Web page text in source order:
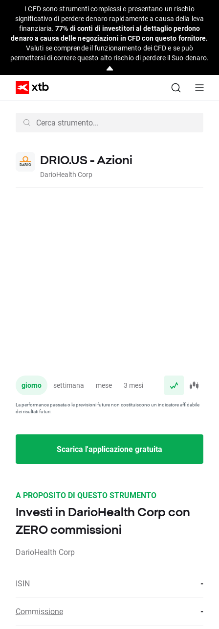
I CFD sono strumenti complessi e presentano un rischio
significativo di perdere denaro rapidamente a causa della leva
finanziaria.77% di conti di investitori al dettaglio perdono
denaro a causa delle negoziazioni in CFD con questo fornitore.
Valuti se comprende il funzionamento dei CFD e se può
permettersi di correre questo alto rischio di perdere il Suo denaro.
DRIO.US - Azioni
DarioHealth Corp
giorno settimana mese 3 mesi anno
La performance passata o le previsioni future non costituiscono un indicatore affidabile
dei risultati futuri.
Scarica l'applicazione gratuita
A PROPOSITO DI QUESTO STRUMENTO
Investi in DarioHealth Corp con
ZERO commissioni
DarioHealth Corp
ISIN -
Commissione -